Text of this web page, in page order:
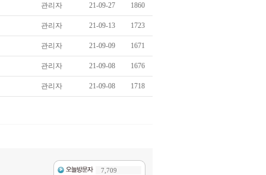
관리자 21-09-27 1860
관리자 21-09-13 1723
관리자 21-09-09 1671
관리자 21-09-08 1676
관리자 21-09-08 1718
7,709